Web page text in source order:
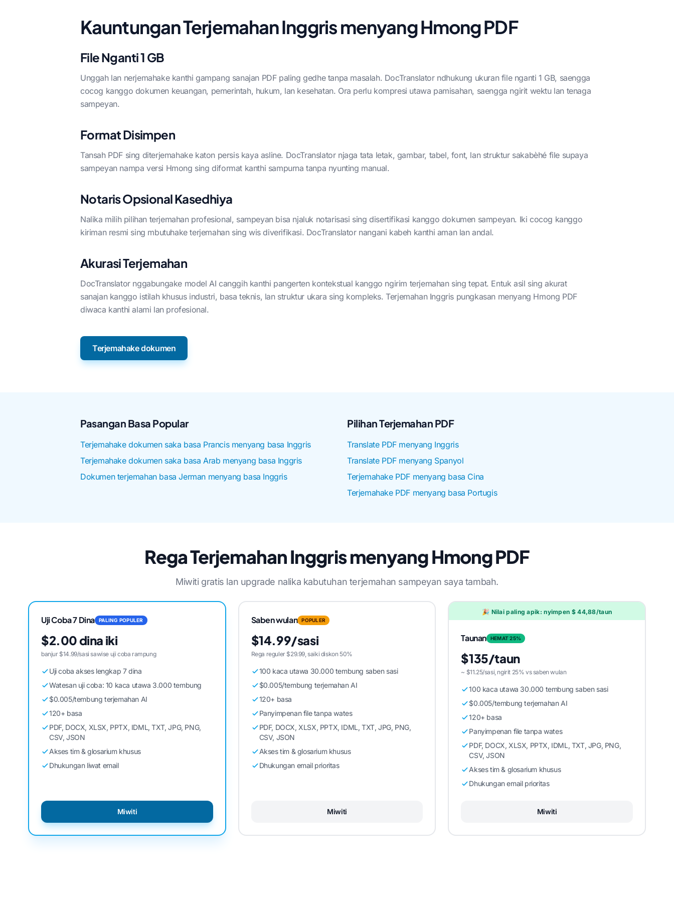
Kauntungan Terjemahan Inggris menyang Hmong PDF
File Nganti 1 GB
Unggah lan nerjemahake kanthi gampang sanajan PDF paling gedhe tanpa masalah. DocTranslator ndhukung ukuran file nganti 1 GB, saengga
cocog kanggo dokumen keuangan, pemerintah, hukum, lan kesehatan. Ora perlu kompresi utawa pamisahan, saengga ngirit wektu lan tenaga
sampeyan.
Format Disimpen
Tansah PDF sing diterjemahake katon persis kaya asline. DocTranslator njaga tata letak, gambar, tabel, font, lan struktur sakabèhé file supaya
sampeyan nampa versi Hmong sing diformat kanthi sampurna tanpa nyunting manual.
Notaris Opsional Kasedhiya
Nalika milih pilihan terjemahan profesional, sampeyan bisa njaluk notarisasi sing disertifikasi kanggo dokumen sampeyan. Iki cocog kanggo
kiriman resmi sing mbutuhake terjemahan sing wis diverifikasi. DocTranslator nangani kabeh kanthi aman lan andal.
Akurasi Terjemahan
DocTranslator nggabungake model AI canggih kanthi pangerten kontekstual kanggo ngirim terjemahan sing tepat. Entuk asil sing akurat
sanajan kanggo istilah khusus industri, basa teknis, lan struktur ukara sing kompleks. Terjemahan Inggris pungkasan menyang Hmong PDF
diwaca kanthi alami lan profesional.
Terjemahake dokumen
Pasangan Basa Popular
Terjemahake dokumen saka basa Prancis menyang basa Inggris
Terjemahake dokumen saka basa Arab menyang basa Inggris
Dokumen terjemahan basa Jerman menyang basa Inggris
Pilihan Terjemahan PDF
Translate PDF menyang Inggris
Translate PDF menyang Spanyol
Terjemahake PDF menyang basa Cina
Terjemahake PDF menyang basa Portugis
Rega Terjemahan Inggris menyang Hmong PDF
Miwiti gratis lan upgrade nalika kabutuhan terjemahan sampeyan saya tambah.
Uji Coba 7 Dina PALING POPULER
$2.00 dina iki
banjur $14.99/sasi sawise uji coba rampung
Uji coba akses lengkap 7 dina
Watesan uji coba: 10 kaca utawa 3.000 tembung
$0.005/tembung terjemahan AI
120+ basa
PDF, DOCX, XLSX, PPTX, IDML, TXT, JPG, PNG,
CSV, JSON
Akses tim & glosarium khusus
Dhukungan liwat email
Miwiti
Saben wulan POPULER
$14.99/sasi
Rega reguler $29.99, saiki diskon 50%
100 kaca utawa 30.000 tembung saben sasi
$0.005/tembung terjemahan AI
120+ basa
Panyimpenan file tanpa wates
PDF, DOCX, XLSX, PPTX, IDML, TXT, JPG, PNG,
CSV, JSON
Akses tim & glosarium khusus
Dhukungan email prioritas
Miwiti
🎉 Nilai paling apik: nyimpen $ 44,88/taun
Taunan HEMAT 25%
$135/taun
~ $11.25/sasi, ngirit 25% vs saben wulan
100 kaca utawa 30.000 tembung saben sasi
$0.005/tembung terjemahan AI
120+ basa
Panyimpenan file tanpa wates
PDF, DOCX, XLSX, PPTX, IDML, TXT, JPG, PNG,
CSV, JSON
Akses tim & glosarium khusus
Dhukungan email prioritas
Miwiti